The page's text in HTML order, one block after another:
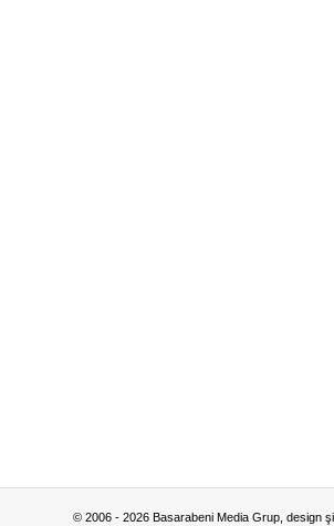
© 2006 - 2026 Basarabeni Media Grup, design